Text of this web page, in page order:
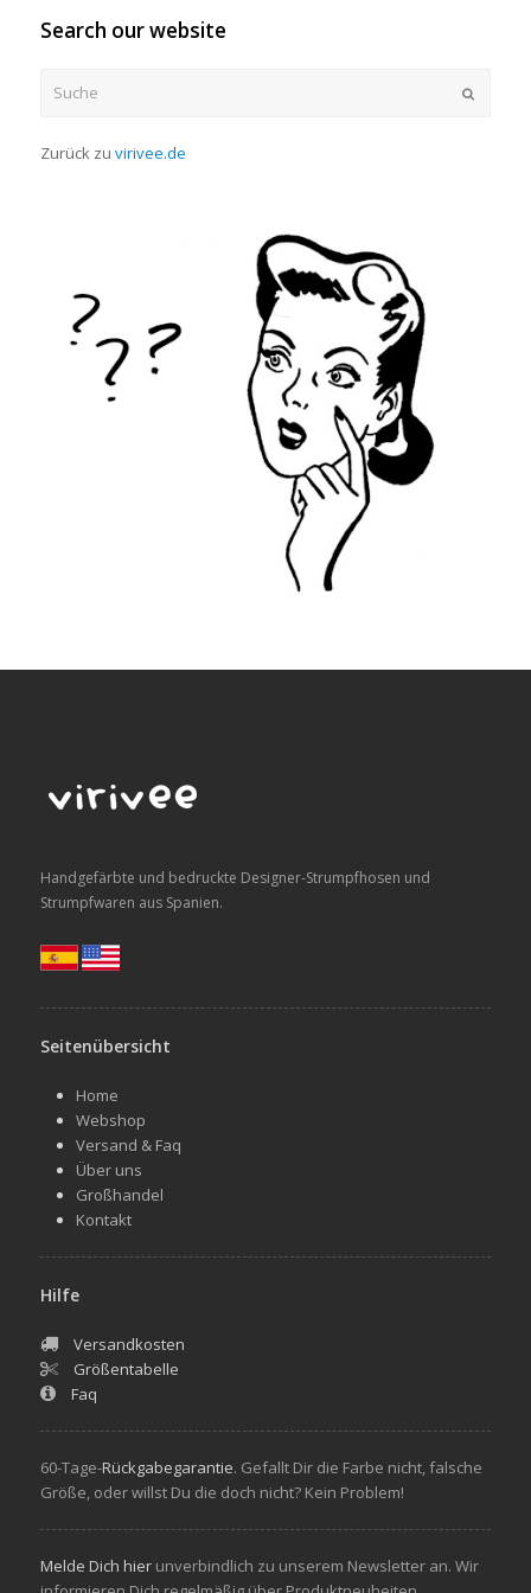
Search our website
Zurück zu virivee.de
Handgefärbte und bedruckte Designer-Strumpfhosen und
Strumpfwaren aus Spanien.
Seitenübersicht
Home
Webshop
Versand & Faq
Über uns
Großhandel
Kontakt
Hilfe
Versandkosten
Größentabelle
Faq
60-Tage-Rückgabegarantie. Gefallt Dir die Farbe nicht, falsche
Größe, oder willst Du die doch nicht? Kein Problem!
Melde Dich hierunverbindlich zu unserem Newsletter an. Wir